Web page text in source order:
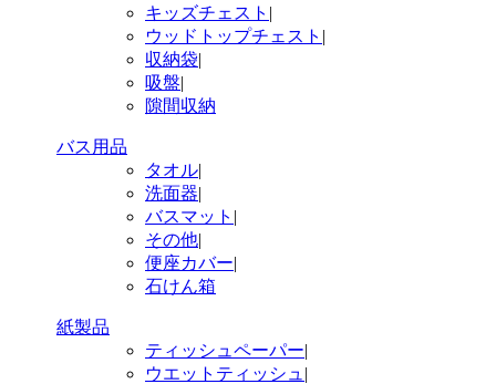
キッズチェスト |
ウッドトップチェスト |
収納袋|
吸盤|
隙間収納
バス用品
タオル|
洗面器|
バスマット |
その他|
便座カバー|
石けん箱
紙製品
ティッシュペーパー|
ウエットティッシュ |